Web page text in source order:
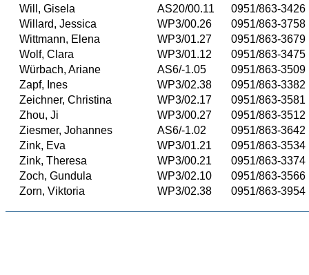
Will, Gisela
AS20/00.11
0951/863-3426
Willard, Jessica
WP3/00.26
0951/863-3758
Wittmann, Elena
WP3/01.27
0951/863-3679
Wolf, Clara
WP3/01.12
0951/863-3475
Würbach, Ariane
AS6/-1.05
0951/863-3509
Zapf, Ines
WP3/02.38
0951/863-3382
Zeichner, Christina
WP3/02.17
0951/863-3581
Zhou, Ji
WP3/00.27
0951/863-3512
Ziesmer, Johannes
AS6/-1.02
0951/863-3642
Zink, Eva
WP3/01.21
0951/863-3534
Zink, Theresa
WP3/00.21
0951/863-3374
Zoch, Gundula
WP3/02.10
0951/863-3566
Zorn, Viktoria
WP3/02.38 0951/863-3954